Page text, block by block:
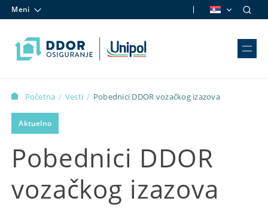
Meni
Početna / Vesti / Pobednici DDOR vozačkog izazova
Aktuelno
Pobednici DDOR
vozačkog izazova